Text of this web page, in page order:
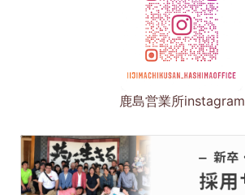
鹿島営業所instagram